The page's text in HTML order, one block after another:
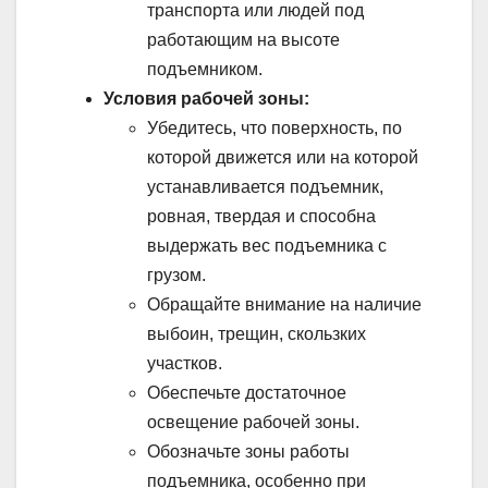
транспорта или людей под
работающим на высоте
подъемником.
Условия рабочей зоны:
Убедитесь, что поверхность, по
которой движется или на которой
устанавливается подъемник,
ровная, твердая и способна
выдержать вес подъемника с
грузом.
Обращайте внимание на наличие
выбоин, трещин, скользких
участков.
Обеспечьте достаточное
освещение рабочей зоны.
Обозначьте зоны работы
подъемника, особенно при